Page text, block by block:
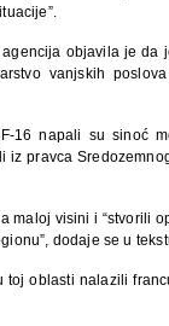
objavila je da
vanjskih
16 napali su sinoć
iz pravca
maloj visini i “stvorili
dodaje se u
toj oblasti nalazili